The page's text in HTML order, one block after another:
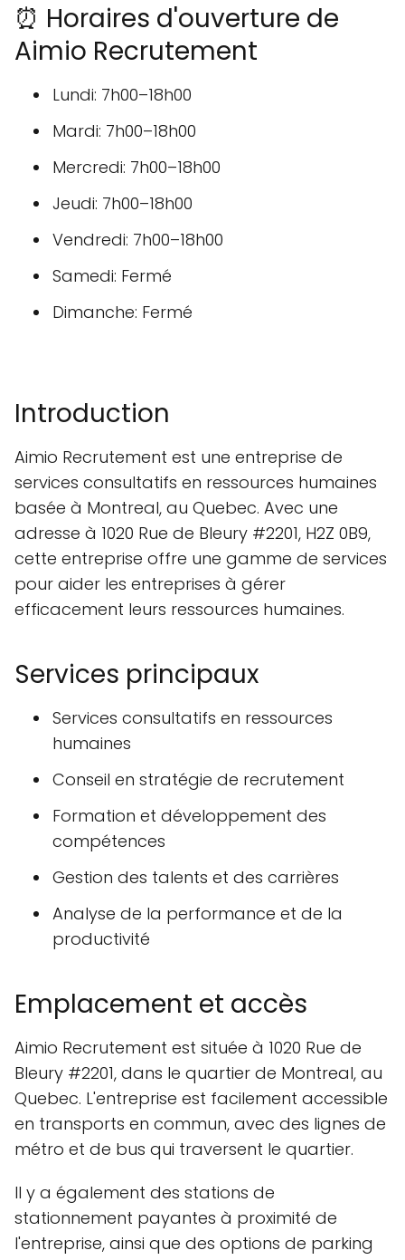
⏰ Horaires d'ouverture de
Aimio Recrutement
Lundi: 7h00–18h00
Mardi: 7h00–18h00
Mercredi: 7h00–18h00
Jeudi: 7h00–18h00
Vendredi: 7h00–18h00
Samedi: Fermé
Dimanche: Fermé
Introduction
Aimio Recrutement est une entreprise de
services consultatifs en ressources humaines
basée à Montreal, au Quebec. Avec une
adresse à 1020 Rue de Bleury #2201, H2Z 0B9,
cette entreprise offre une gamme de services
pour aider les entreprises à gérer
efficacement leurs ressources humaines.
Services principaux
Services consultatifs en ressources
humaines
Conseil en stratégie de recrutement
Formation et développement des
compétences
Gestion des talents et des carrières
Analyse de la performance et de la
productivité
Emplacement et accès
Aimio Recrutement est située à 1020 Rue de
Bleury #2201, dans le quartier de Montreal, au
Quebec. L'entreprise est facilement accessible
en transports en commun, avec des lignes de
métro et de bus qui traversent le quartier.
Il y a également des stations de
stationnement payantes à proximité de
l'entreprise, ainsi que des options de parking